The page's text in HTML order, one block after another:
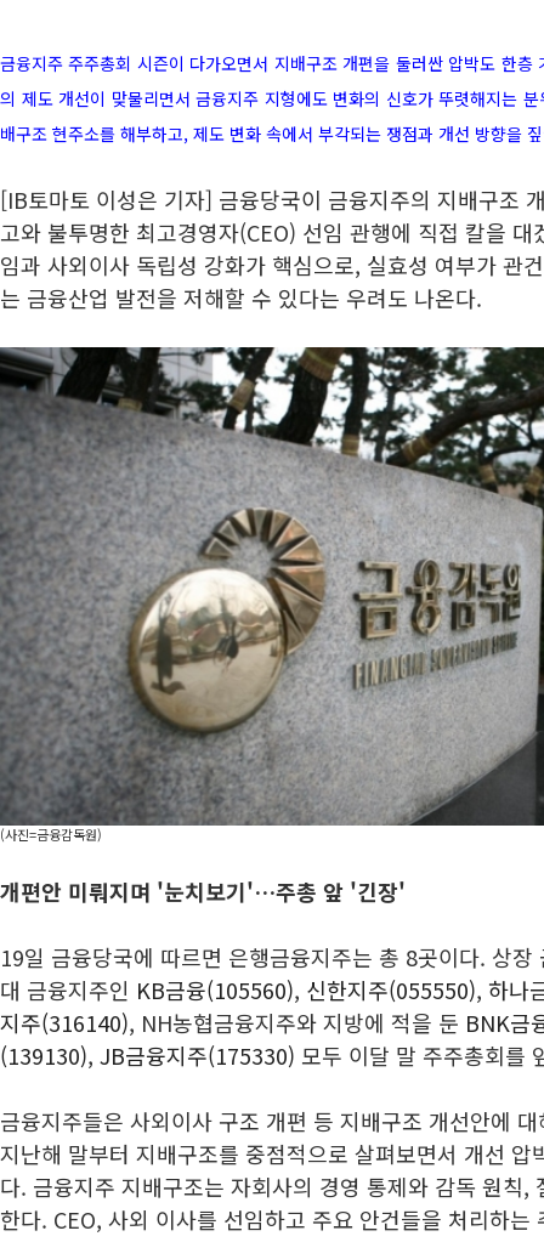
금융지주 주주총회 시즌이 다가오면서 지배구조 개편을 둘러싼 압박도 한
의 제도 개선이 맞물리면서 금융지주 지형에도 변화의 신호가 뚜렷해지는
배구조 현주소를 해부하고, 제도 변화 속에서 부각되는 쟁점과 개선 방향을
[IB토마토 이성은 기자] 금융당국이 금융지주의 지배구조
고와 불투명한 최고경영자(CEO) 선임 관행에 직접 칼을
임과 사외이사 독립성 강화가 핵심으로, 실효성 여부가 관
는 금융산업 발전을 저해할 수 있다는 우려도 나온다.
(사진=금융감독원)
개편안 미뤄지며 '눈치보기'…주총 앞 '긴장'
19일 금융당국에 따르면 은행금융지주는 총 8곳이다. 상
대 금융지주인 KB금융(105560), 신한지주(055550), 하나
지주(316140), NH농협금융지주와 지방에 적을 둔 BNK금
(139130), JB금융지주(175330) 모두 이달 말 주주총회를
금융지주들은 사외이사 구조 개편 등 지배구조 개선안에
지난해 말부터 지배구조를 중점적으로 살펴보면서 개선 압
다. 금융지주 지배구조는 자회사의 경영 통제와 감독 원칙,
한다. CEO, 사외 이사를 선임하고 주요 안건들을 처리하는